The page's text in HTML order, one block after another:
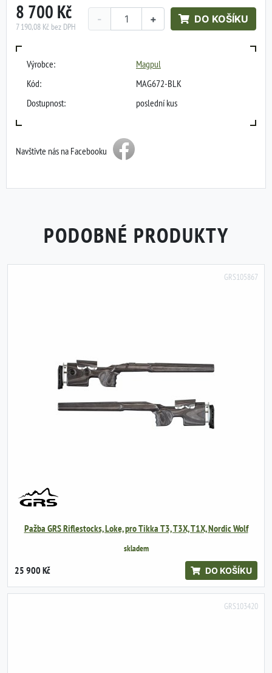
8 700 Kč
7 190,08 Kč bez DPH
+
- DO KOŠÍKU
Výrobce:
Magpul
Kód:
MAG672-BLK
Dostupnost:
poslední kus
Navštivte nás na Facebooku
PODOBNÉ PRODUKTY
GRS105867
Pažba GRS Riflestocks, Loke, pro Tikka T3, T3X, T1X, Nordic Wolf
skladem
25 900 Kč DO KOŠÍKU
GRS103420